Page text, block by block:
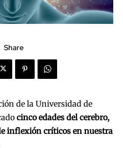
Share
de la Universidad de
cinco edades del cerebro,
inflexión críticos en nuestra